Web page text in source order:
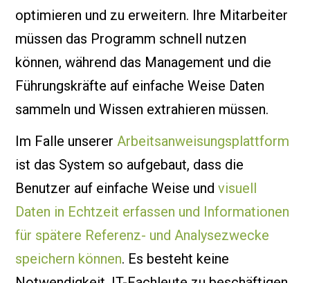
optimieren und zu erweitern. Ihre Mitarbeiter
müssen das Programm schnell nutzen
können, während das Management und die
Führungskräfte auf einfache Weise Daten
sammeln und Wissen extrahieren müssen.
Im Falle unsererArbeitsanweisungsplattform
ist das System so aufgebaut, dass die
Benutzer auf einfache Weise undvisuell
Daten in Echtzeit erfassen und Informationen
für spätere Referenz- und Analysezwecke
speichern können. Es besteht keine